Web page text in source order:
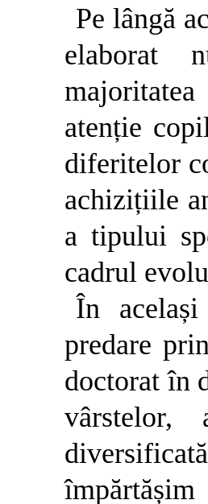
Pe lângă
elaborat
atenție
diferitelor
achizițiile
a tipului
cadrul
În
predare
doctorat în
vârstelor,